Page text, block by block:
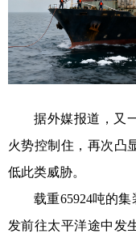
据外媒报道，又
火势控制住，再次凸
低此类威胁。
载重65924吨的
发前往太平洋途中发